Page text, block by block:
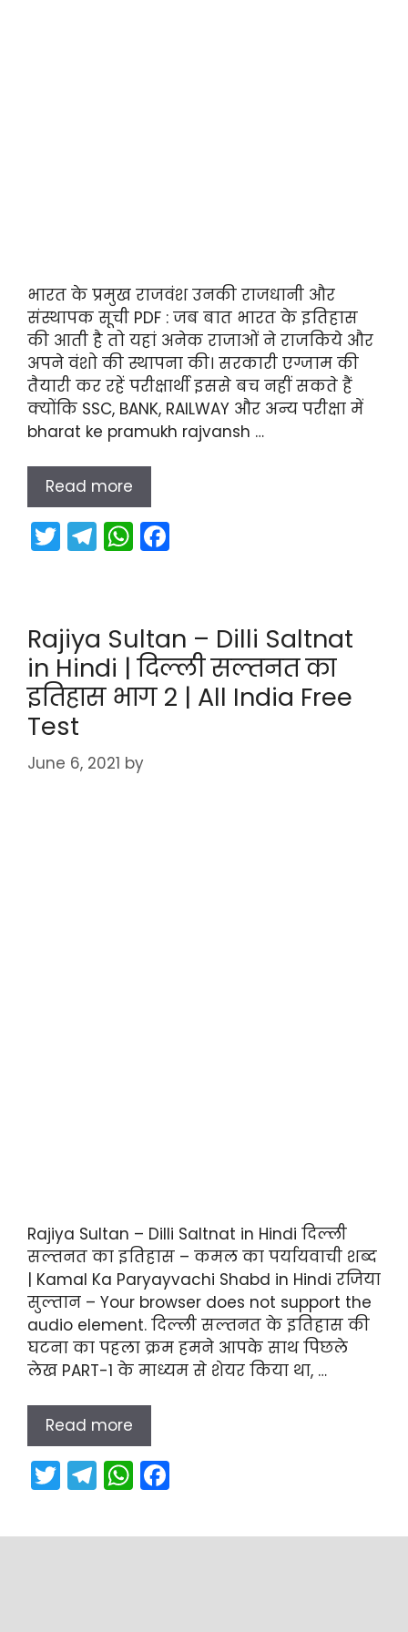
भारत के प्रमुख राजवंश उनकी राजधानी और
संस्थापक सूची PDF : जब बात भारत के इतिहास
की आती है तो यहां अनेक राजाओं ने राजकिये और
अपने वंशो की स्थापना की। सरकारी एग्जाम की
तैयारी कर रहें परीक्षार्थी इससे बच नहीं सकते हैं
क्योंकि SSC, BANK, RAILWAY और अन्य परीक्षा में
bharat ke pramukh rajvansh …
Read more
T
w
er
T
el
gr
a
m
W
h
ts
A
p
p
e
b
o
o
Rajiya Sultan – Dilli Saltnat
in Hindi | दिल्ली सल्तनत का
इतिहास भाग 2 | All India Free
Test
June 6, 2021 by
Rajiya Sultan – Dilli Saltnat in Hindi दिल्ली
सल्तनत का इतिहास – कमल का पर्यायवाची शब्द
| Kamal Ka Paryayvachi Shabd in Hindi रजिया
सुल्तान – Your browser does not support the
audio element. दिल्ली सल्तनत के इतिहास की
घटना का पहला क्रम हमने आपके साथ पिछले
लेख PART-1 के माध्यम से शेयर किया था, …
Read more
T
w
itt
T
el
e
W
h
a c